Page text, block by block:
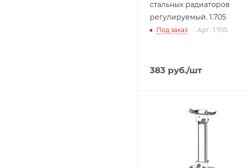
стальных радиаторов
регулируемый. 1.70S
Под заказ Арт.: 1.70S
383 руб./шт